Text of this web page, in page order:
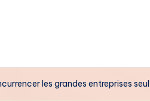
les grandes entreprises seul